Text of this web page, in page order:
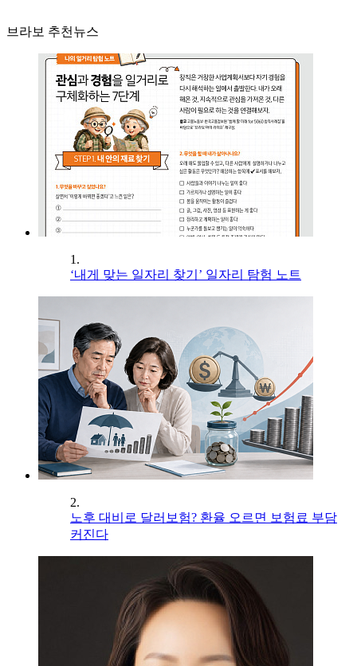
브라보 추천뉴스
1.
‘내게 맞는 일자리 찾기’ 일자리 탐험 노트
2.
노후 대비로 달러보험? 환율 오르면 보험료 부담
커진다